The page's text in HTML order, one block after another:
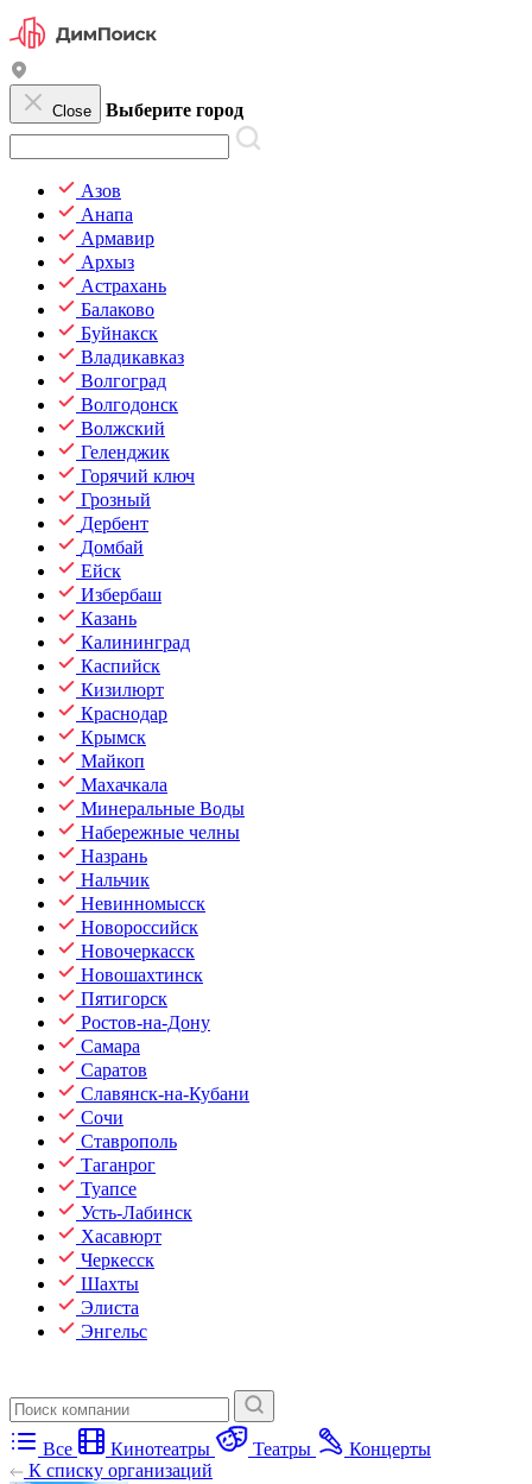
Close Выберите город
Азов
Анапа
Армавир
Архыз
Астрахань
Балаково
Буйнакск
Владикавказ
Волгоград
Волгодонск
Волжский
Геленджик
Горячий ключ
Грозный
Дербент
Домбай
Ейск
Избербаш
Казань
Калининград
Каспийск
Кизилюрт
Краснодар
Крымск
Майкоп
Махачкала
Минеральные Воды
Набережные челны
Назрань
Нальчик
Невинномысск
Новороссийск
Новочеркасск
Новошахтинск
Пятигорск
Ростов-на-Дону
Самара
Саратов
Славянск-на-Кубани
Сочи
Ставрополь
Таганрог
Туапсе
Усть-Лабинск
Хасавюрт
Черкесск
Шахты
Элиста
Энгельс
Все Кинотеатры Театры
Концерты
К списку организаций